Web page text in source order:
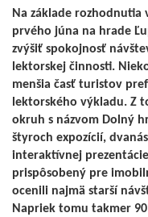
Na základe rozhodnutia
prvého júna na hrade
zvýšiť spokojnosť
lektorskej činnosti.
menšia časť turistov
lektorského výkladu. Z
okruh s názvom Dolný
štyroch expozícií,
interaktívnej
prispôsobený pre
ocenili najmä starší
Napriek tomu takmer